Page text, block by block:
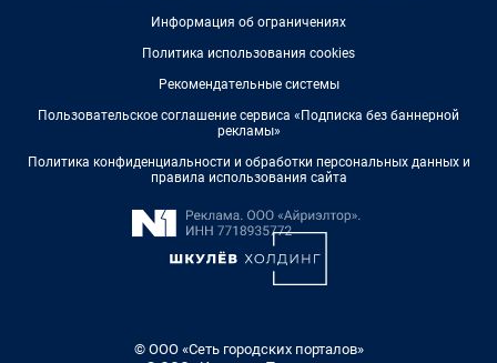
Информация об ограничениях
Политика использования cookies
Рекомендательные системы
Пользовательское соглашение сервиса «Подписка без баннерной
рекламы»
Политика конфиденциальности и обработки персональных данных и
правила использования сайта
© ООО «Сеть городских порталов»